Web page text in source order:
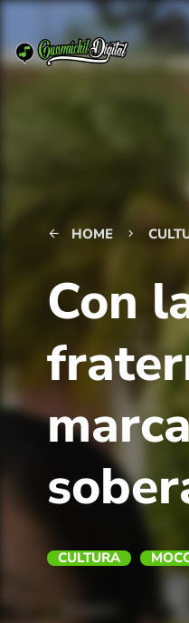
arrow_back HOME keyboard_arrow_right
Con
CULTURA